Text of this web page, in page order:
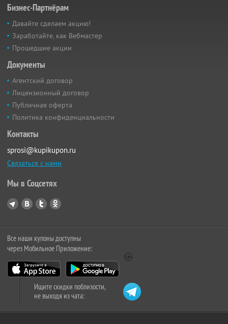
Бизнес-Партнёрам
Давайте сделаем акцию!
Заработайте, как Вебмастер
Прошедшие акции
Документы
Агентский договор
Лицензионный договор
Публичная оферта
Политика конфиденциальности
Контакты
sprosi@kupikupon.ru
Связаться с нами
Мы в Соцсетях
Все наши купоны доступны
через Мобильное Приложение:
Ищите скидки поблизости,
не выходя из чата: